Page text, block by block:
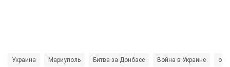
Украина Мариуполь Битва за Донбасс Война в Украине